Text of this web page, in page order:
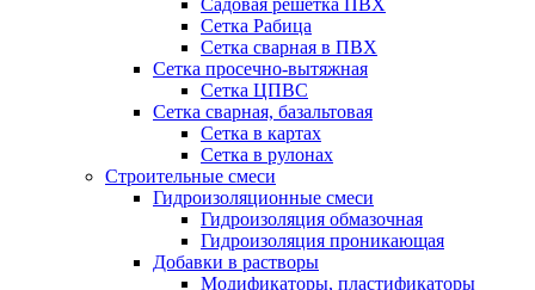
Садовая решетка ПВХ
Сетка Рабица
Сетка сварная в ПВХ
Сетка просечно-вытяжная
Сетка ЦПВС
Сетка сварная, базальтовая
Сетка в картах
Сетка в рулонах
Строительные смеси
Гидроизоляционные смеси
Гидроизоляция обмазочная
Гидроизоляция проникающая
Добавки в растворы
Модификаторы, пластификаторы